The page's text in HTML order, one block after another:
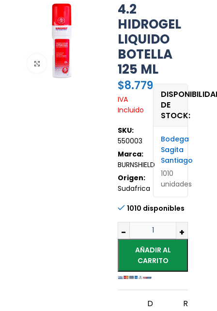
Haz clic para ampliar
4.2
HIDROGEL
LIQUIDO
BOTELLA
125 ML
$8.779
IVA
Incluido
SKU:
550003
Marca:
BURNSHIELD
Origen:
Sudafrica
DE
STOCK:
Bodega
Sagita
Santiago
1010
unidades
1010 disponibles
AÑADIR AL
CARRITO
D
R